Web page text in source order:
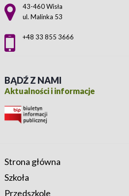
Adres pocztowy:
43-460 Wisła
ul. Malinka 53
+48 33 855 3666
BĄDŹ Z NAMI
Aktualności i informacje
Strona główna
Szkoła
Przedszkole